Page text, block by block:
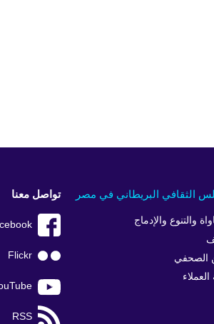
الثقافي البريطاني في مصر
والتنوع والإدماج
الصحفي
تواصل معنا
Flickr
RSS